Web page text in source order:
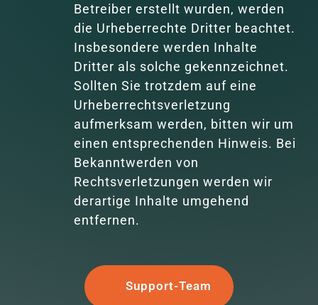
Betreiber erstellt wurden, werden
die Urheberrechte Dritter beachtet.
Insbesondere werden Inhalte
Dritter als solche gekennzeichnet.
Sollten Sie trotzdem auf eine
Urheberrechtsverletzung
aufmerksam werden, bitten wir um
einen entsprechenden Hinweis. Bei
Bekanntwerden von
Rechtsverletzungen werden wir
derartige Inhalte umgehend
entfernen.
Support-Team